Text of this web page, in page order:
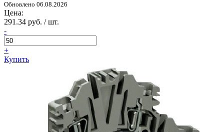
Обновлено 06.08.2026
Цена:
291.34 руб. / шт.
-
+
Купить